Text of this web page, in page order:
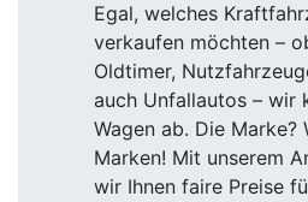
Egal, welches
verkaufen möchten –
Oldtimer,
auch Unfallautos – wir
Wagen ab. Die Marke?
Marken! Mit unserem
wir Ihnen faire Preise